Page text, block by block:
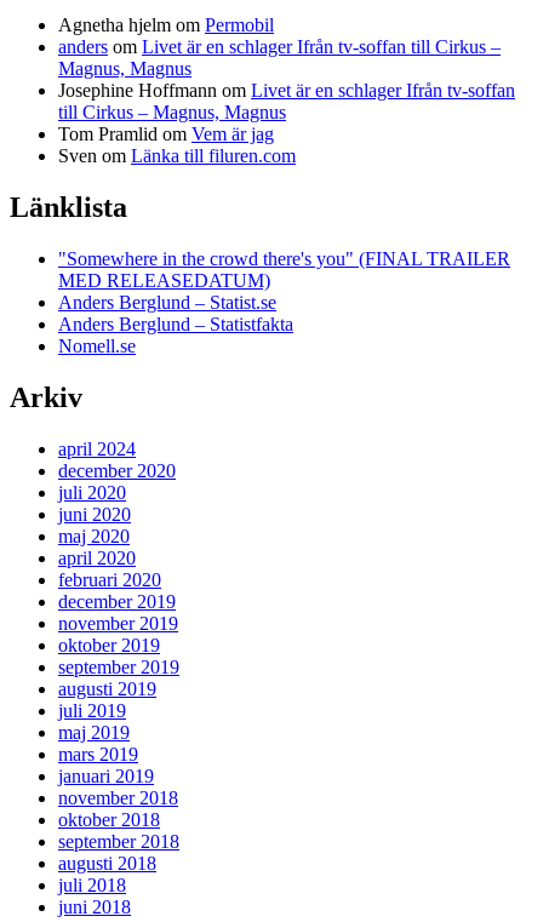
Agnetha hjelm om Permobil
anders om Livet är en schlager Ifrån tv-soffan till Cirkus –
Magnus, Magnus
Josephine Hoffmann om Livet är en schlager Ifrån tv-soffan
till Cirkus – Magnus, Magnus
Tom Pramlid om Vem är jag
Sven om Länka till filuren.com
Länklista
"Somewhere in the crowd there's you" (FINAL TRAILER
MED RELEASEDATUM)
Anders Berglund – Statist.se
Anders Berglund – Statistfakta
Nomell.se
Arkiv
april 2024
december 2020
juli 2020
juni 2020
maj 2020
april 2020
februari 2020
december 2019
november 2019
oktober 2019
september 2019
augusti 2019
juli 2019
maj 2019
mars 2019
januari 2019
november 2018
oktober 2018
september 2018
augusti 2018
juli 2018
juni 2018